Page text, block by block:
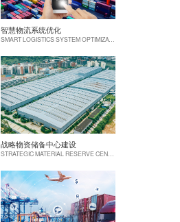
智慧物流系统优化
SMART LOGISTICS SYSTEM OPTIMIZATION
战略物资储备中心建设